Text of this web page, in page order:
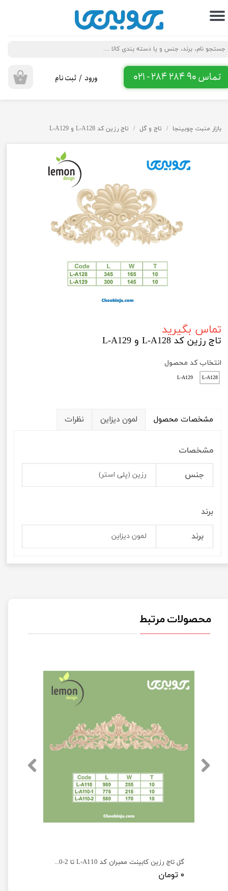
تماس 90 284 284 - 021 ۰ ورود / ثبت نام
حساب کاربری من
تغییر گذر واژه
سفارشات
خروج از حساب کاربری
بازار منبت چوبینجا تاج و گل تاج رزین کد L-A128 و L-A129
تاج رزین کد L-A128 و L-A129
تماس بگیرید
انتخاب کد محصول
L-A128
L-A129
مشخصات محصول لمون دیزاین نظرات
مشخصات
جنس رزین (پلی استر)
برند
برند لمون دیزاین
محصولات مرتبط
گل تاج رزین کابینت ممبران کد L-A110 تا L-A110-2
۰ تومان